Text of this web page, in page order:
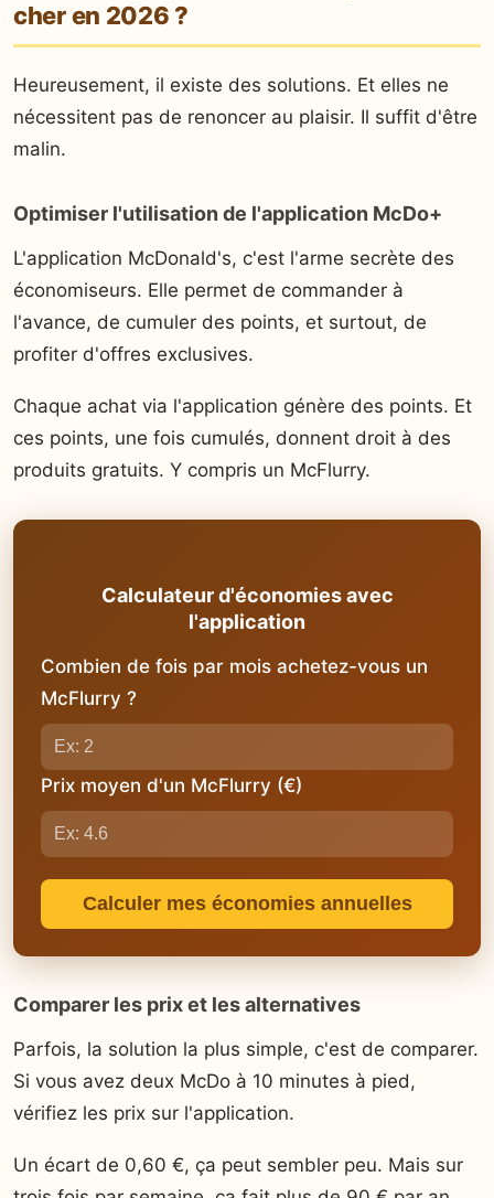
cher en 2026 ?
Heureusement, il existe des solutions. Et elles ne
nécessitent pas de renoncer au plaisir. Il suffit d'être
malin.
Optimiser l'utilisation de l'application McDo+
L'application McDonald's, c'est l'arme secrète des
économiseurs. Elle permet de commander à
l'avance, de cumuler des points, et surtout, de
profiter d'offres exclusives.
Chaque achat via l'application génère des points. Et
ces points, une fois cumulés, donnent droit à des
produits gratuits. Y compris un McFlurry.
Calculateur d'économies avec
l'application
Combien de fois par mois achetez-vous un
McFlurry ?
Prix moyen d'un McFlurry (€)
Calculer mes économies annuelles
Comparer les prix et les alternatives
Parfois, la solution la plus simple, c'est de comparer.
Si vous avez deux McDo à 10 minutes à pied,
vérifiez les prix sur l'application.
Un écart de 0,60 €, ça peut sembler peu. Mais sur